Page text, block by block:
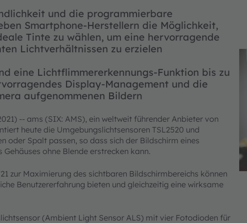
und die programmierbare
Smartphone-Herstellern die Möglichkeit,
Tinte zu wählen, um eine hervorragende
Lichtverhältnissen zu erzielen
eine Lichtflimmererkennungs-Funktion bis zu
Display-Management und die
aufgenommenen Bildern
-- ams (SIX: AMS), ein weltweit führender Anbieter von
heute die Umgebungslichtsensoren TSL2520 und
oder Spalt passen, so dass sich der Bildschirm eines
ohne Blende erstrecken kann.
zur Maximierung des sichtbaren Bildschirmbereichs können
Benutzererfahrung bieten und gleichzeitig eine wirksame
(Ambient Light Sensor ALS) mit vier Fotodioden für